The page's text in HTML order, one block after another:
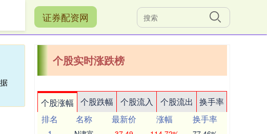
证券配资网
个股实时涨跌榜
个股涨幅 个股跌幅 个股流入 个股流出
换手率
排名
名称 最新价 涨幅
换手率